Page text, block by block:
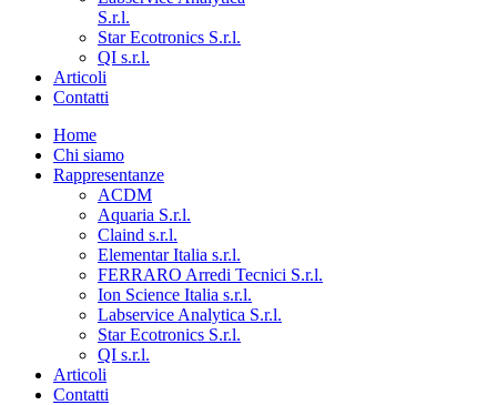
S.r.l.
Star Ecotronics S.r.l.
QI s.r.l.
Articoli
Contatti
Home
Chi siamo
Rappresentanze
ACDM
Aquaria S.r.l.
Claind s.r.l.
Elementar Italia s.r.l.
FERRARO Arredi Tecnici S.r.l.
Ion Science Italia s.r.l.
Labservice Analytica S.r.l.
Star Ecotronics S.r.l.
QI s.r.l.
Articoli
Contatti